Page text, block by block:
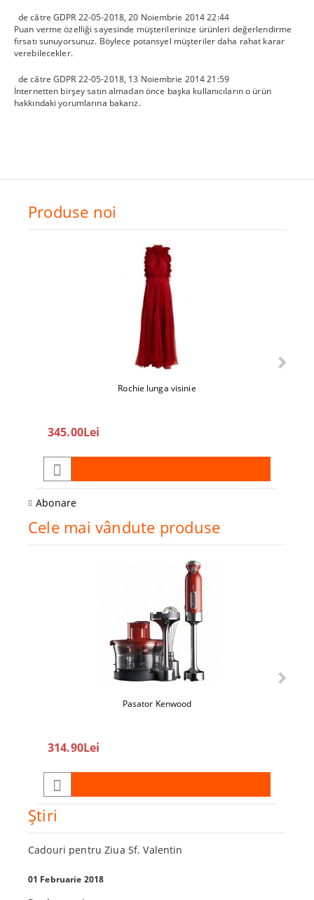
de cătreGDPR 22-05-2018,20 Noiembrie 2014 22:44
Puan verme özelliği sayesinde müşterilerinize ürünleri değerlendirme
fırsatı sunuyorsunuz. Böylece potansyel müşteriler daha rahat karar
verebilecekler.
de cătreGDPR 22-05-2018, 13 Noiembrie 2014 21:59
İnternetten birşey satın almadan önce başka kullanıcıların o ürün
hakkındaki yorumlarına bakarız.
Produse noi
Rochie lunga visinie
345.00Lei
Abonare
Cele mai vândute produse
Pasator Kenwood
314.90Lei
Ştiri
Cadouri pentru Ziua Sf. Valentin
01 Februarie 2018